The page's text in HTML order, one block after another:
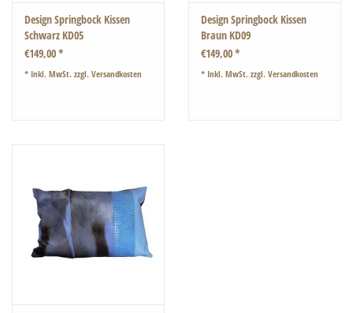
Design Springbock Kissen
Schwarz KD05
€149,00 *
* Inkl. MwSt. zzgl. Versandkosten
Design Springbock Kissen
Braun KD09
€149,00 *
* Inkl. MwSt. zzgl. Versandkosten